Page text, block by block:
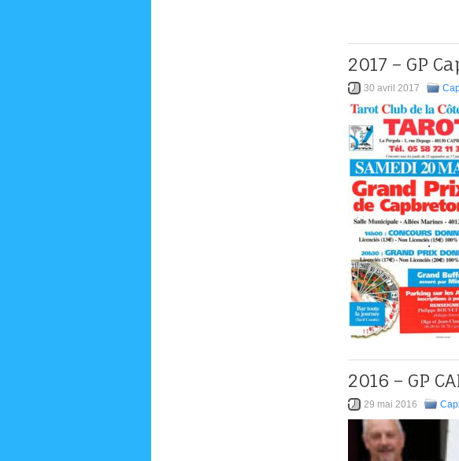
2017 – GP
30 avril 2017
2016 – GP
29 mai 2016